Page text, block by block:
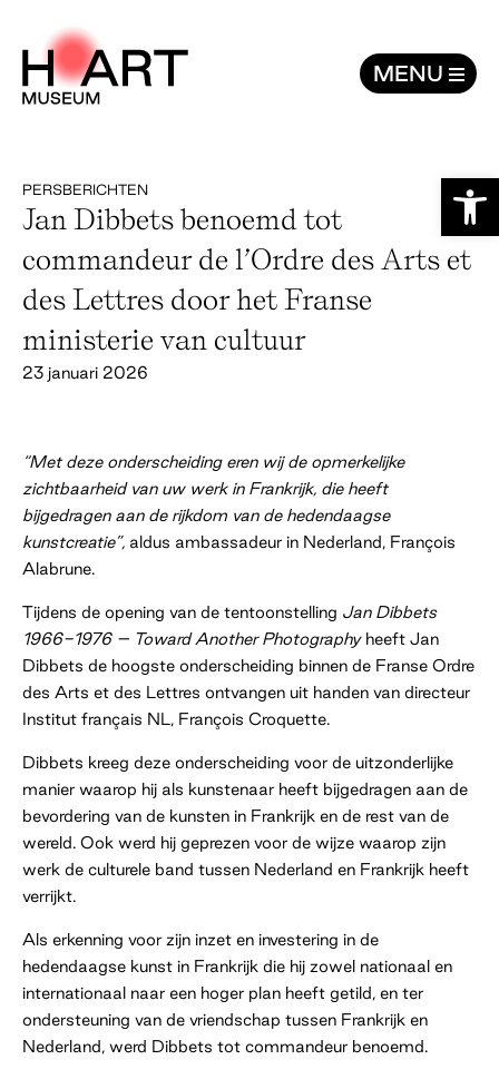
MENU
PERSBERICHTEN
Jan Dibbets benoemd tot
commandeur de l’Ordre des Arts et
des Lettres door het Franse
ministerie van cultuur
23 januari 2026
“Met deze onderscheiding eren wij de opmerkelijke
zichtbaarheid van uw werk in Frankrijk, die heeft
bijgedragen aan de rijkdom van de hedendaagse
kunstcreatie”, aldus ambassadeur in Nederland, François
Alabrune.
Tijdens de opening van de tentoonstelling Jan Dibbets
1966-1976 – Toward Another Photographyheeft Jan
Dibbets de hoogste onderscheiding binnen de Franse Ordre
des Arts et des Lettres ontvangen uit handen van directeur
Institut français NL, François Croquette.
Dibbets kreeg deze onderscheiding voor de uitzonderlijke
manier waarop hij als kunstenaar heeft bijgedragen aan de
bevordering van de kunsten in Frankrijk en de rest van de
wereld. Ook werd hij geprezen voor de wijze waarop zijn
werk de culturele band tussen Nederland en Frankrijk heeft
verrijkt.
Als erkenning voor zijn inzet en investering in de
hedendaagse kunst in Frankrijk die hij zowel nationaal en
internationaal naar een hoger plan heeft getild, en ter
ondersteuning van de vriendschap tussen Frankrijk en
Nederland, werd Dibbets tot commandeur benoemd.